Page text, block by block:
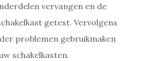
vervangen en de
getest. Vervolgens
problemen gebruikmaken
schakelkasten.